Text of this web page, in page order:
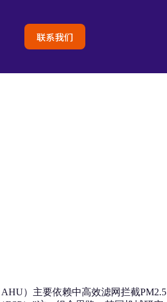
联系我们
）主要依赖中高效滤网拦截PM2.5